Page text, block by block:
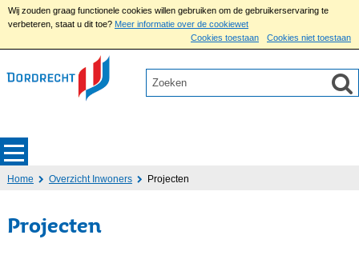
Wij zouden graag functionele cookies willen gebruiken om de gebruikerservaring te
verbeteren, staat u dit toe? Meer informatie over de cookiewet
Cookies toestaan
Cookies niet toestaan
Home Overzicht Inwoners Projecten
Projecten